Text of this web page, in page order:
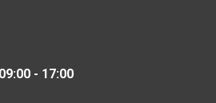
- 17:00